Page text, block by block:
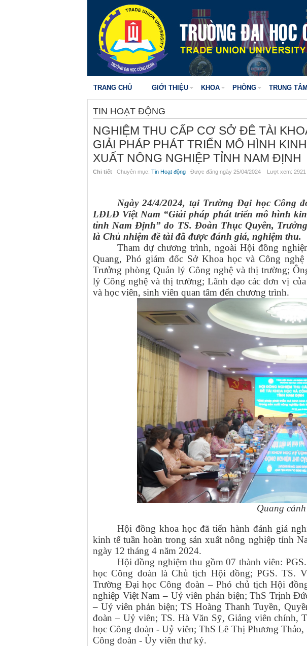
TRANG CHỦ GIỚI THIỆU KHOA PHÒNG TRUNG TÂM
TIN HOẠT ĐỘNG
NGHIỆM THU CẤP CƠ SỞ ĐÊ TÀI
GIẢI PHÁP PHÁT TRIỂN MÔ HÌNH
XUẤT NÔNG NGHIỆP TỈNH NAM ĐỊNH
Chi tiết Chuyên mục: Tin Hoạt động Được đăng ngày 25/04/2024 Lượt xem: 2921
Ngày 24/4/2024, tại Trường Đại học Công
LĐLĐ Việt Nam “Giải pháp phát triển mô hình
tỉnh Nam Định” do TS. Đoàn Thục Quyên,
là Chủ nhiệm đề tài đã được đánh giá, nghiệm thu.
Tham dự chương trình, ngoài Hội đồng
Quang, Phó giám đốc Sở Khoa học và Công
Trưởng phòng Quản lý Công nghệ và thị trường;
lý Công nghệ và thị trường; Lãnh đạo các đơn vị
và học viên, sinh viên quan tâm đến chương trình.
Quang
Hội đồng khoa học đã tiến hành đánh giá
kinh tế tuần hoàn trong sản xuất nông nghiệp tỉnh
ngày 12 tháng 4 năm 2024.
Hội đồng nghiệm thu gồm 07 thành viên:
học Công đoàn là Chủ tịch Hội đồng; PGS. TS.
Trường Đại học Công đoàn – Phó chủ tịch Hội
nghiệp Việt Nam – Uỷ viên phản biện; ThS Trịnh
– Uỷ viên phản biện; TS Hoàng Thanh Tuyền,
đoàn – Uỷ viên; TS. Hà Văn Sỹ, Giảng viên chính,
học Công đoàn - Uỷ viên; ThS Lê Thị Phương
Công đoàn - Ủy viên thư ký.